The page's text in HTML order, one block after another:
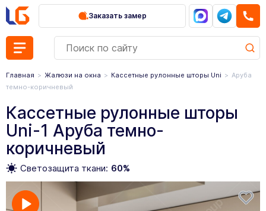
Заказать замер
Главная Жалюзи на окна Кассетные рулонные шторы Uni
Аруба
темно-коричневый
Кассетные рулонные шторы
Uni-1 Аруба темно-
коричневый
Светозащита ткани: 60%